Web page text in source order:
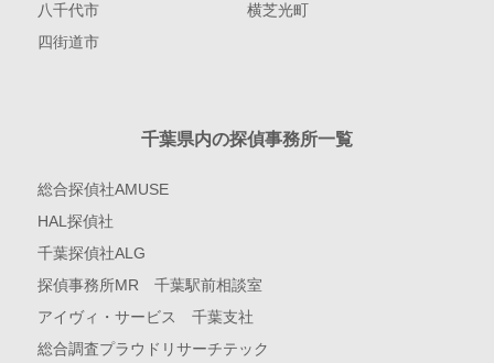
八千代市
横芝光町
四街道市
千葉県内の探偵事務所一覧
総合探偵社AMUSE
HAL探偵社
千葉探偵社ALG
探偵事務所MR 千葉駅前相談室
アイヴィ・サービス 千葉支社
総合調査プラウドリサーチテック